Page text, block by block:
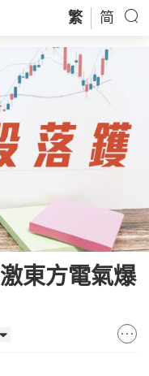
繁 简
東方電氣爆